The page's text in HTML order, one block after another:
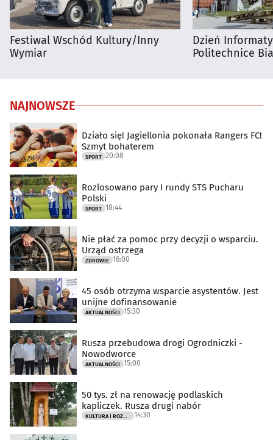
Festiwal Wschód Kultury/Inny
Wymiar
Dzień
Politechnice
NAJNOWSZE
Działo się! Jagiellonia pokonała Rangers FC!
Szmyt bohaterem
SPORT 20:08
Rozlosowano pary I rundy STS Pucharu
Polski
SPORT 18:44
Nie płać za pomoc przy decyzji o wsparciu.
Urząd ostrzega
ZDROWIE 16:00
45 osób otrzyma wsparcie asystentów. Jest
unijne dofinansowanie
AKTUALNOŚCI 15:30
Rusza przebudowa drogi Ogrodniczki -
Nowodworce
AKTUALNOŚCI 15:00
50 tys. zł na renowację podlaskich
kapliczek. Rusza drugi nabór
14:30